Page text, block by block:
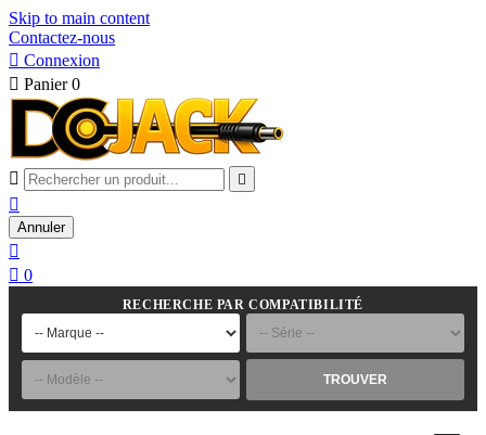
Skip to main content
Contactez-nous
 Connexion
 Panier 0
 

Annuler

 0
RECHERCHE PAR COMPATIBILITÉ
TROUVER